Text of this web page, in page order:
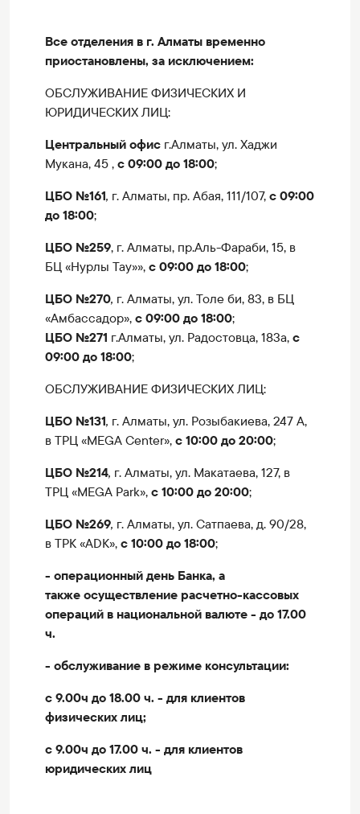
Все отделения в г. Алматы временно
приостановлены, за исключением:
ОБСЛУЖИВАНИЕ ФИЗИЧЕСКИХ И
ЮРИДИЧЕСКИХ ЛИЦ:
Центральный офис г.Алматы, ул. Хаджи
Мукана, 45 ,с 09:00 до 18:00;
ЦБО №161, г. Алматы, пр. Абая, 111/107,с 09:00
до 18:00;
ЦБО №259, г. Алматы, пр.Аль-Фараби, 15, в
БЦ «Нурлы Тау»»,с 09:00 до 18:00;
ЦБО №270, г. Алматы, ул. Толе би, 83, в БЦ
«Амбассадор»,с 09:00 до 18:00;
ЦБО №271 г.Алматы, ул. Радостовца, 183а,с
09:00 до 18:00;
ОБСЛУЖИВАНИЕ ФИЗИЧЕСКИХ ЛИЦ:
ЦБО №131, г. Алматы, ул. Розыбакиева, 247 А,
в ТРЦ «MEGA Center»,с 10:00 до 20:00;
ЦБО №214, г. Алматы, ул. Макатаева, 127, в
ТРЦ «MEGA Park»,с 10:00 до 20:00;
ЦБО №269, г. Алматы, ул. Сатпаева, д. 90/28,
в ТРК «ADK»,с 10:00 до 18:00;
- операционный день Банка, а
также осуществление расчетно-кассовых
операций в национальной валюте - до 17.00
ч.
- обслуживание в режиме консультации:
с 9.00ч до 18.00 ч. - для клиентов
физических лиц;
с 9.00ч до 17.00 ч. - для клиентов
юридических лиц